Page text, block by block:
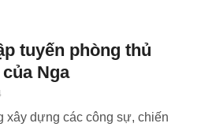
tuyến phòng thủ
Nga
xây dựng các công sự, chiến